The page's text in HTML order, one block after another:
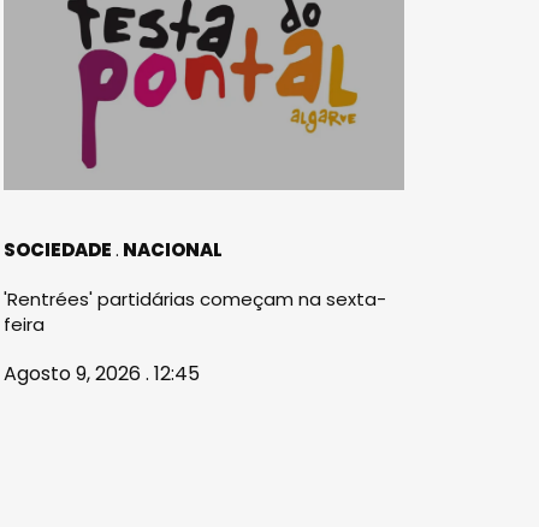
SOCIEDADE NACIONAL
'Rentrées' partidárias começam na sexta-
feira
Agosto 9, 2026 . 12:45